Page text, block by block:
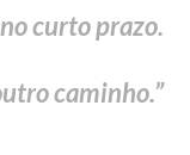
no curto prazo.
caminho.”